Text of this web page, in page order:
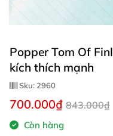
Popper Tom Of
kích thích mạnh
Sku: 2960
700.000₫ 843.000₫
Còn hàng